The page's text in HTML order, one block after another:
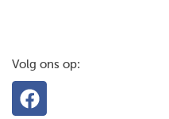
Volg ons op: